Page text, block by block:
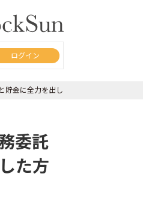
ログイン
金に全力を出した方が人生はうまくいく
委託
た方